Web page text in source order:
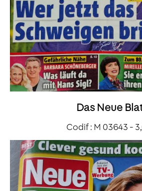
Das Neue
Codif : M 03643 -